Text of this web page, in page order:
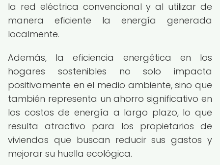
la red eléctrica convencional y al utilizar de
manera eficiente la energía generada
localmente.
Además, la eficiencia energética en los
hogares sostenibles no solo impacta
positivamente en el medio ambiente, sino que
también representa un ahorro significativo en
los costos de energía a largo plazo, lo que
resulta atractivo para los propietarios de
viviendas que buscan reducir sus gastos y
mejorar su huella ecológica.